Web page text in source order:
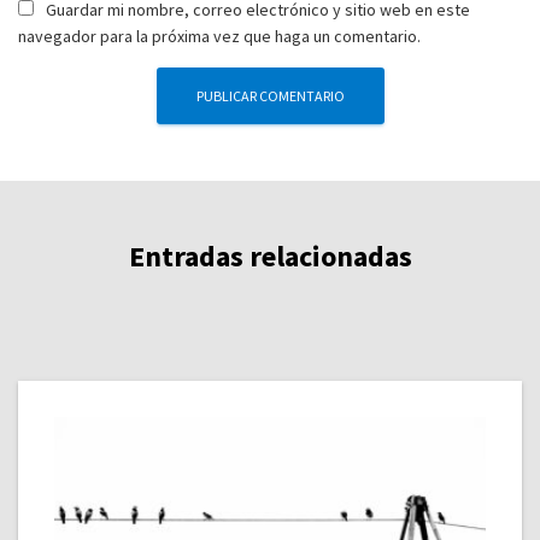
Guardar mi nombre, correo electrónico y sitio web en este
navegador para la próxima vez que haga un comentario.
Entradas relacionadas